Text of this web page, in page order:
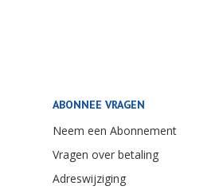
ABONNEE VRAGEN
Neem een Abonnement
Vragen over betaling
Adreswijziging